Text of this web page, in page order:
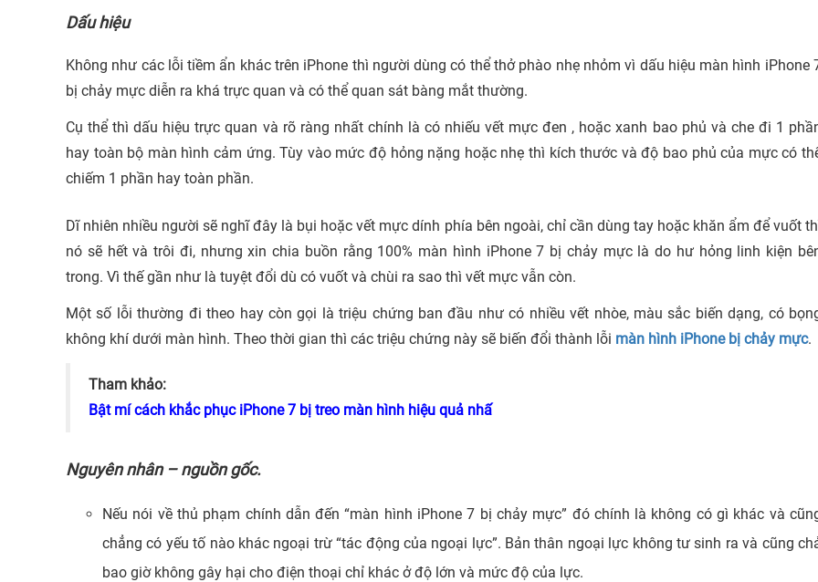
Dấu hiệu
Không như các lỗi tiềm ẩn khác trên iPhone thì người dùng có thể thở phào nhẹ nhỏm vì dấu hiệu màn hình iPhone
bị chảy mực diễn ra khá trực quan và có thể quan sát bàng mắt thường.
Cụ thể thì dấu hiệu trực quan và rõ ràng nhất chính là có nhiếu vết mực đen , hoặc xanh bao phủ và che đi 1
hay toàn bộ màn hình cảm ứng. Tùy vào mức độ hỏng nặng hoặc nhẹ thì kích thước và độ bao phủ của mực có
chiếm 1 phần hay toàn phần.
Dĩ nhiên nhiều người sẽ nghĩ đây là bụi hoặc vết mực dính phía bên ngoài, chỉ cần dùng tay hoặc khăn ẩm để vuốt
nó sẽ hết và trôi đi, nhưng xin chia buồn rằng 100% màn hình iPhone 7 bị chảy mực là do hư hỏng linh kiện
trong. Vì thế gần như là tuyệt đổi dù có vuốt và chùi ra sao thì vết mực vẫn còn.
Một số lỗi thường đi theo hay còn gọi là triệu chứng ban đầu như có nhiều vết nhòe, màu sắc biến dạng, có
không khí dưới màn hình. Theo thời gian thì các triệu chứng này sẽ biến đổi thành lỗi màn hình iPhone bị chảy mực.
Tham khảo:
Bật mí cách khắc phục iPhone 7 bị treo màn hình hiệu quả nhấ
Nguyên nhân – nguồn gốc.
Nếu nói về thủ phạm chính dẫn đến “màn hình iPhone 7 bị chảy mực” đó chính là không có gì khác và
chẳng có yếu tố nào khác ngoại trừ “tác động của ngoại lực”. Bản thân ngoại lực không tư sinh ra và cũng
bao giờ không gây hại cho điện thoại chỉ khác ở độ lớn và mức độ của lực.